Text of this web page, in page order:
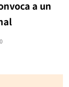
a un
0